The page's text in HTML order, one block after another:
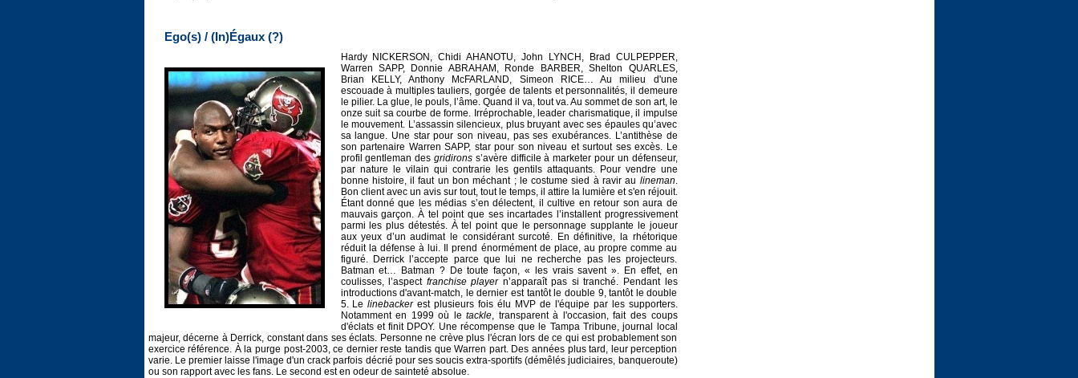
Ego(s) / (In)Égaux (?)
Hardy NICKERSON, Chidi AHANOTU, John LYNCH, Brad CULPEPPER,
Warren SAPP, Donnie ABRAHAM, Ronde BARBER, Shelton QUARLES,
Brian KELLY, Anthony McFARLAND, Simeon RICE… Au milieu d'une
escouade à multiples tauliers, gorgée de talents et personnalités, il demeure
le pilier. La glue, le pouls, l’âme. Quand il va, tout va. Au sommet de son art, le
onze suit sa courbe de forme. Irréprochable, leader charismatique, il impulse
le mouvement. L’assassin silencieux, plus bruyant avec ses épaules qu’avec
sa langue. Une star pour son niveau, pas ses exubérances. L’antithèse de
son partenaire Warren SAPP, star pour son niveau et surtout ses excès. Le
profil gentleman des gridironss’avère difficile à marketer pour un défenseur,
par nature le vilain qui contrarie les gentils attaquants. Pour vendre une
bonne histoire, il faut un bon méchant ; le costume sied à ravir au lineman.
Bon client avec un avis sur tout, tout le temps, il attire la lumière et s'en réjouit.
Étant donné que les médias s’en délectent, il cultive en retour son aura de
mauvais garçon. À tel point que ses incartades l’installent progressivement
parmi les plus détestés. À tel point que le personnage supplante le joueur
aux yeux d’un audimat le considérant surcoté. En définitive, la rhétorique
réduit la défense à lui. Il prend énormément de place, au propre comme au
figuré. Derrick l’accepte parce que lui ne recherche pas les projecteurs.
Batman et… Batman ? De toute façon, « les vrais savent ». En effet, en
coulisses, l’aspect franchise playern’apparaît pas si tranché. Pendant les
introductions d'avant-match, le dernier est tantôt le double 9, tantôt le double
5. Lelinebackerest plusieurs fois élu MVP de l'équipe par les supporters.
Notamment en 1999 où letackle, transparent à l'occasion, fait des coups
d'éclats et finit DPOY. Une récompense que le Tampa Tribune, journal local
majeur, décerne à Derrick, constant dans ses éclats. Personne ne crève plus l'écran lors de ce qui est probablement son
exercice référence. À la purge post-2003, ce dernier reste tandis que Warren part. Des années plus tard, leur perception
varie. Le premier laisse l'image d'un crack parfois décrié pour ses soucis extra-sportifs (démêlés judiciaires, banqueroute)
ou son rapport avec les fans. Le second est en odeur de sainteté absolue.